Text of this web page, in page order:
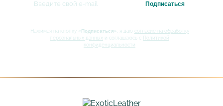
Нажимая на кнопку «Подписаться» , я даю согласие на обработку
персональных данных и соглашаюсь с Политикой
конфиденциальности